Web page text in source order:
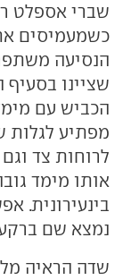
שברי אספלט
כשמעמיסים
הנסיעה
שציינו
מפתיע לגלות
לרוחות צד
אותו מימד
בינעירונית.
נמצא שם